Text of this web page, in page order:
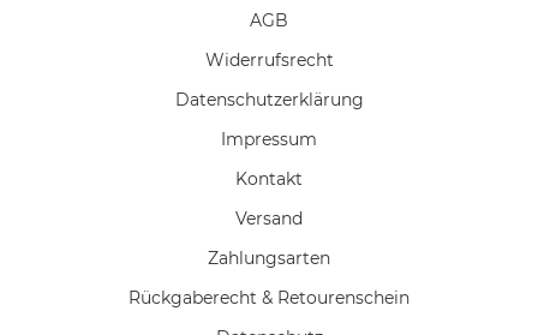
AGB
Widerrufs­recht
Daten­schutz­erklärung
Impressum
Kontakt
Versand
Zahlungsarten
Rückgaberecht & Retourenschein